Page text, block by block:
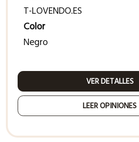
T-LOVENDO.ES
Color
Negro
VER DETALLES
LEER OPINIONES